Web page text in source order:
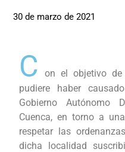
30 de marzo de 2021
C
on el objetivo de
pudiere haber
Gobierno Autónomo
Cuenca, en torno a
respetar las
dicha localidad